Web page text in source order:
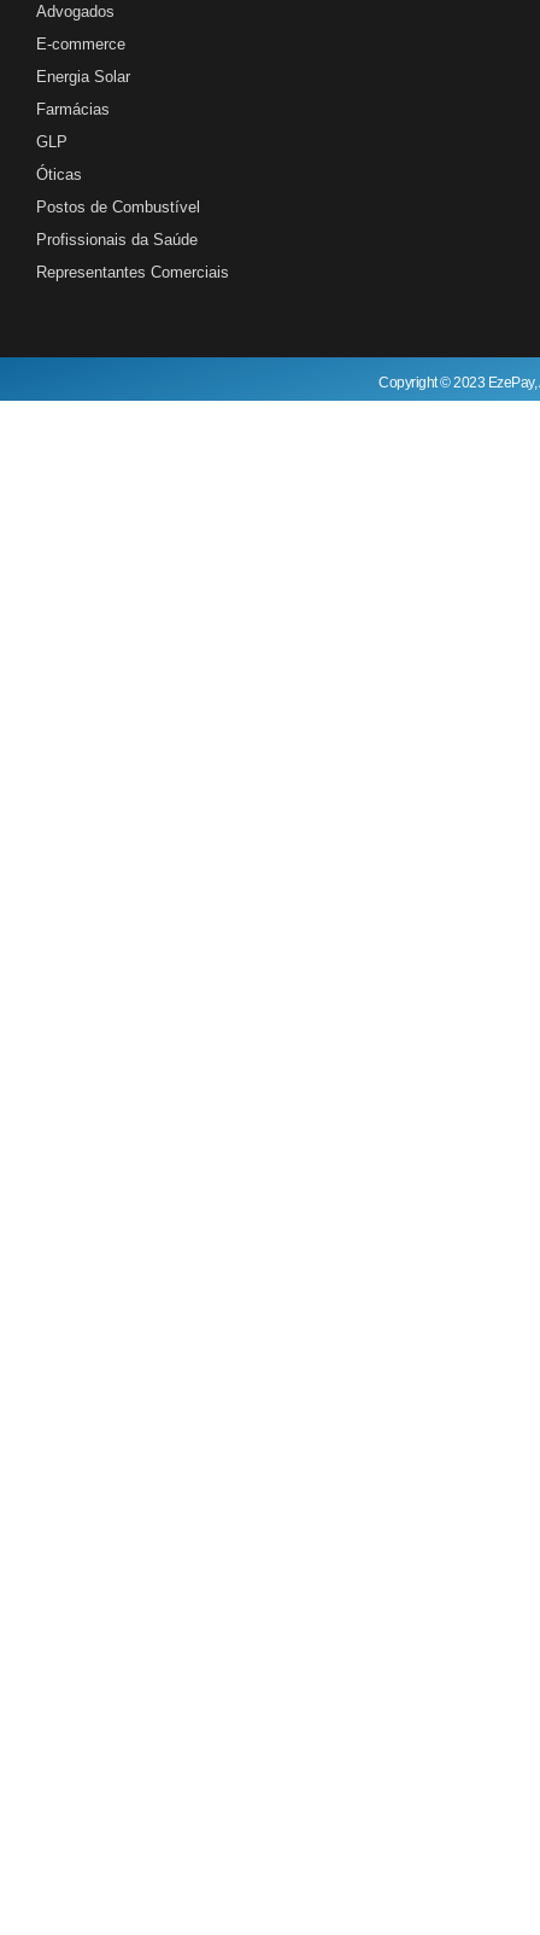
Advogados
E-commerce
Energia Solar
Farmácias
GLP
Óticas
Postos de Combustível
Profissionais da Saúde
Representantes Comerciais
Copyright © 2023